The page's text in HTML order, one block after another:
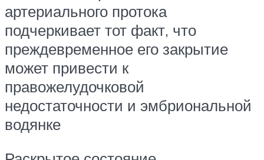
артериального протока
подчеркивает тот факт, что
преждевременное его закрытие
может привести к
правожелудочковой
недостаточности и эмбриональной
водянке